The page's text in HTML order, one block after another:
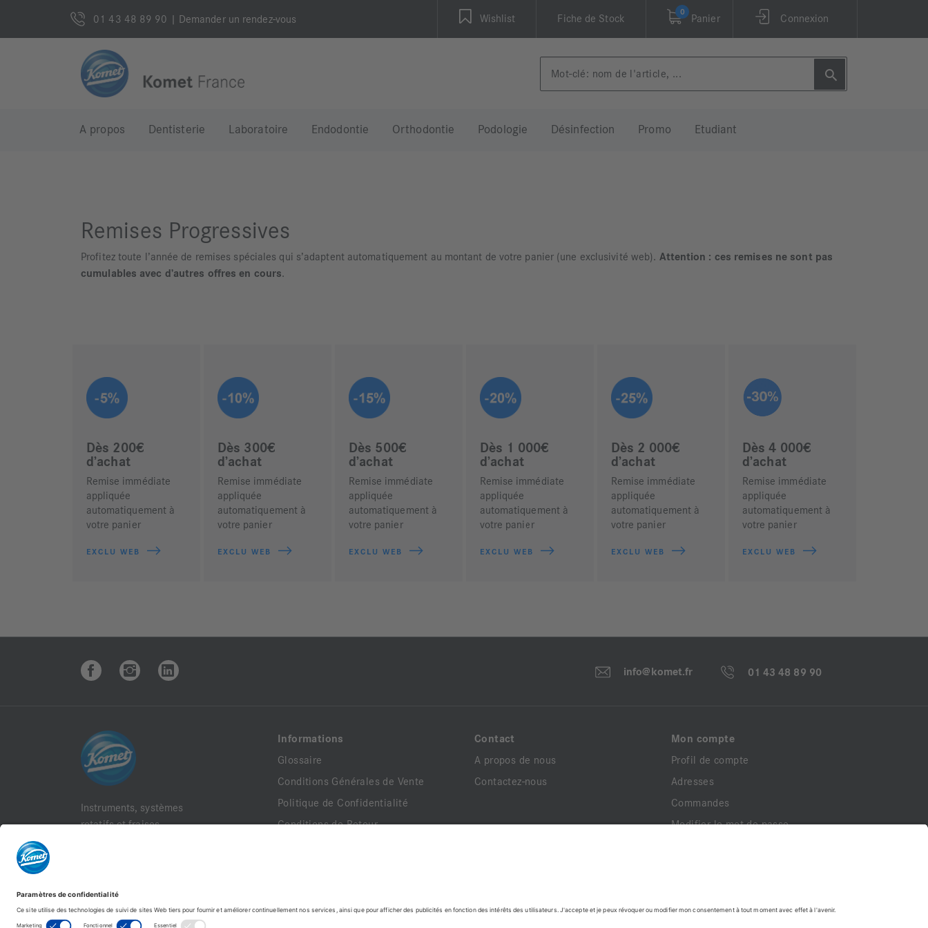
01 43 48 89 90 | Demander un rendez-vous Wishlist Fiche de Stock
0
Panier Connexion
A propos Dentisterie Laboratoire Endodontie Orthodontie Podologie Désinfection Promo Etudiant
Remises Progressives
Profitez toute l’année de remises spéciales qui s’adaptent automatiquement au montant de votre panier (une exclusivité web). Attention : ces remises ne sont pas
cumulables avec d’autres offres en cours.
Dès 200€
d’achat
Remise immédiate
appliquée
automatiquement à
votre panier
EXCLU WEB
Dès 300€
d’achat
Remise immédiate
appliquée
automatiquement à
votre panier
EXCLU WEB
Dès 500€
d’achat
Remise immédiate
appliquée
automatiquement à
votre panier
EXCLU WEB
Dès 1 000€
d’achat
Remise immédiate
appliquée
automatiquement à
votre panier
EXCLU WEB
Dès 2 000€
d’achat
Remise immédiate
appliquée
automatiquement à
votre panier
EXCLU WEB
Dès 4 000€
d’achat
Remise immédiate
appliquée
automatiquement à
votre panier
EXCLU WEB
info@komet.fr 01 43 48 89 90
Instruments, systèmes
rotatifs et fraises
Siret: 30875853100054
Code NAF/APE: 46.46Z
Informations
Glossaire
Conditions Générales de Vente
Politique de Confidentialité
Conditions de Retour
FAQ
Contact
A propos de nous
Contactez-nous
Mon compte
Profil de compte
Adresses
Commandes
Modifier le mot de passe